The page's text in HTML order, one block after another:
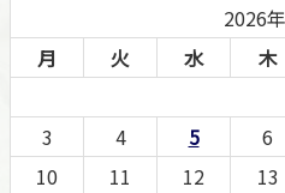
2026
月
火 水 木
3
4 5 6
10
11 12 13